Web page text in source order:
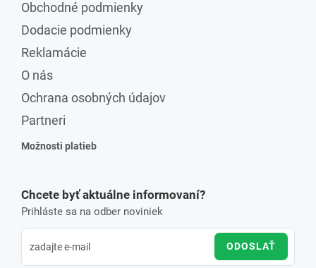
Obchodné podmienky
Dodacie podmienky
Reklamácie
O nás
Ochrana osobných údajov
Partneri
Možnosti platieb
Chcete byť aktuálne informovaní?
Prihláste sa na odber noviniek
ODOSLAŤ